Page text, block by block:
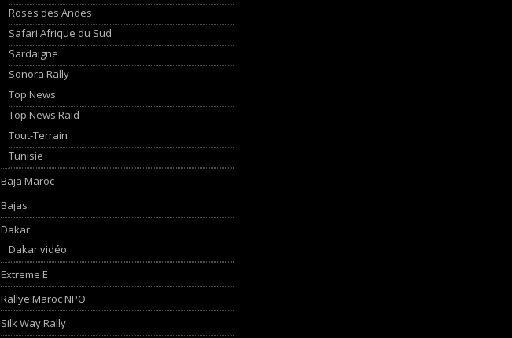
Roses des Andes
Safari Afrique du Sud
Sardaigne
Sonora Rally
Top News
Top News Raid
Tout-Terrain
Tunisie
Baja Maroc
Bajas
Dakar
Dakar vidéo
Extreme E
Rallye Maroc NPO
Silk Way Rally